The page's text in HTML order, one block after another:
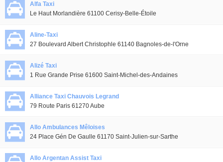
Alfa Taxi
Le Haut Morlandière 61100 Cerisy-Belle-Étoile
Aline-Taxi
27 Boulevard Albert Christophle 61140 Bagnoles-de-l'Orne
Alizé Taxi
1 Rue Grande Prise 61600 Saint-Michel-des-Andaines
Alliance Taxi Chauvois Legrand
79 Route Paris 61270 Aube
Allo Ambulances Mêloises
24 Place Gén De Gaulle 61170 Saint-Julien-sur-Sarthe
Allo Argentan Assist Taxi